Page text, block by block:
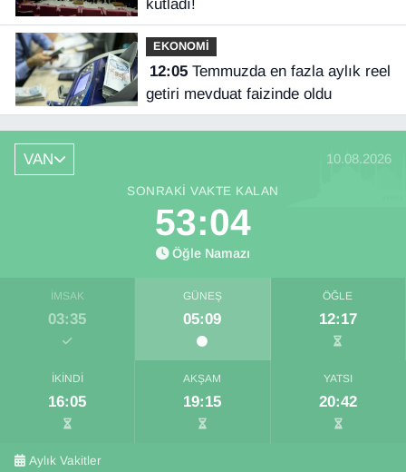
kutladı!
EKONOMİ
12:05Temmuzda en fazla aylık reel
getiri mevduat faizinde oldu
VAN 10.08.2026
SONRAKI VAKTE KALAN
53:03
Öğle Namazı
İMSAK
03:35
GÜNEŞ
05:09
ÖĞLE
12:17
İKINDI
16:05
AKŞAM
19:15
YATSI
20:42
Aylık Vakitler